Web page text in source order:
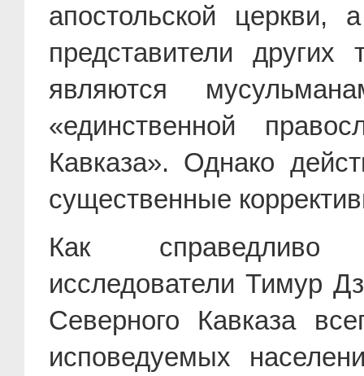
апостольской церкви,
представители других
являются
«единственной
Кавказа». Однако
существенные
Как справедливо
исследователи Тимур
Северного Кавказа
исповедуемых